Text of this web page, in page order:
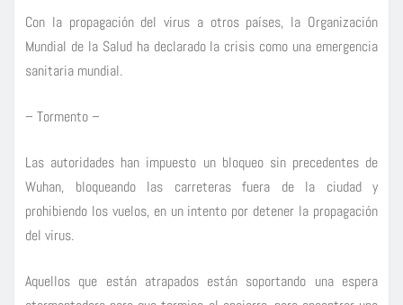
Con la propagación del virus a otros países, la Organización
Mundial de la Salud ha declarado la crisis como una emergencia
sanitaria mundial.
– Tormento –
Las autoridades han impuesto un bloqueo sin precedentes de
Wuhan, bloqueando las carreteras fuera de la ciudad y
prohibiendo los vuelos, en un intento por detener la propagación
del virus.
Aquellos que están atrapados están soportando una espera